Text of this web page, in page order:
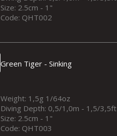
Size: 2.5cm - 1"
Code: QHT002
Green Tiger - Sinking
Weight: 1,5g 1/64oz
Diving Depth: 0,5/1,0m - 1,5/3,5ft
Size: 2.5cm - 1"
Code: QHT003